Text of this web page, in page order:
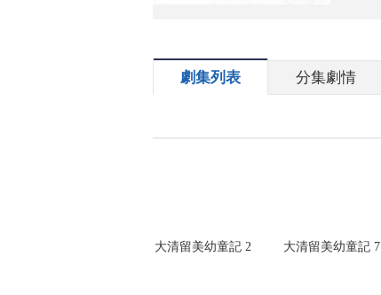
劇集列表 分集劇情
大清留美幼童記 2 大清留美幼童記 7